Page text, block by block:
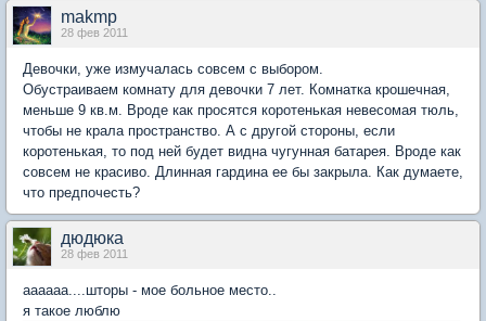
makmp
28 фев 2011
Девочки, уже измучалась совсем с выбором.
Обустраиваем комнату для девочки 7 лет. Комнатка крошечная,
меньше 9 кв.м. Вроде как просятся коротенькая невесомая тюль,
чтобы не крала пространство. А с другой стороны, если
коротенькая, то под ней будет видна чугунная батарея. Вроде как
совсем не красиво. Длинная гардина ее бы закрыла. Как думаете,
что предпочесть?
дюдюка
28 фев 2011
аааааа....шторы - мое больное место..
я такое люблю